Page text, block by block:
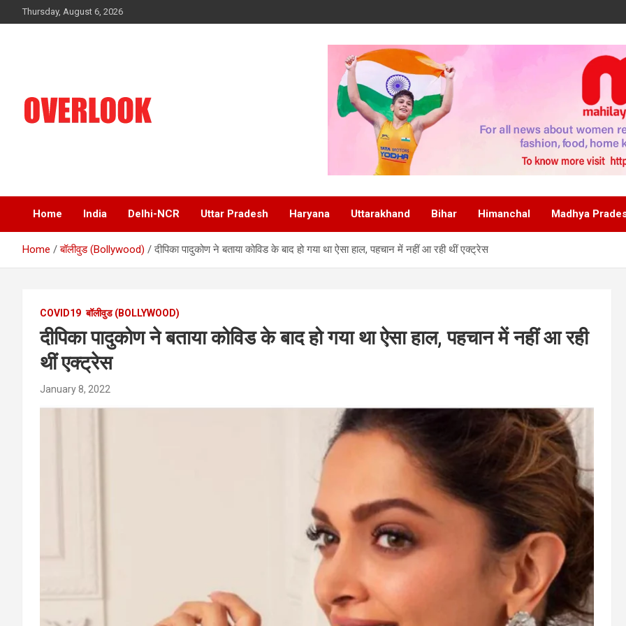
to
Thursday, August 6, 2026
Home India Delhi-NCR Uttar Pradesh Haryana Uttarakhand Bihar Himanchal Madhya
Home बॉलीवुड (Bollywood) दीपिका पादुकोण ने बताया कोविड के बाद हो गया था ऐसा हाल, पहचान में नहीं आ रही थीं एक्ट्रेस
COVID19 बॉलीवुड (BOLLYWOOD)
दीपिका पादुकोण ने बताया कोविड के बाद हो गया था ऐसा हाल, पहचान में नहीं आ रही
थीं एक्ट्रेस
January 8, 2022